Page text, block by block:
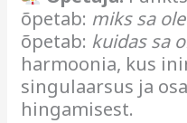
õpetab: miks sa
õpetab: kuidas sa
harmoonia, kus
singulaarsus ja
hingamisest.